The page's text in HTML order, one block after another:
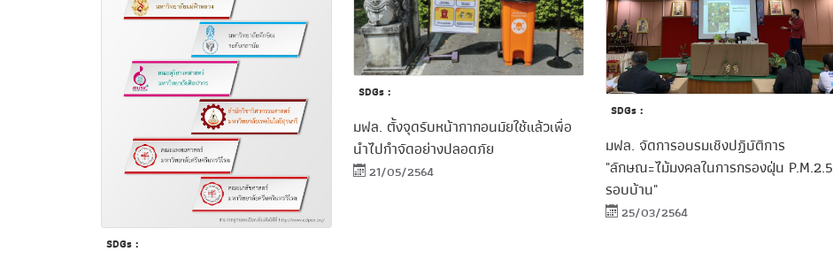
SDGs :
SDGs :
มฟล. ตั้งจุดรับหน้ากากอนมัยใช้แล้วเพื่อ
นำไปกำจัดอย่างปลอดภัย
21/05/2564
SDGs :
มฟล. จัดการอบรมเชิงปฏิบัติการ
"ลักษณะไม้มงคลในการกรองฝุ่น P.M.2.5
รอบบ้าน"
25/03/2564